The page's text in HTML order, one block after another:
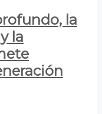
la
la